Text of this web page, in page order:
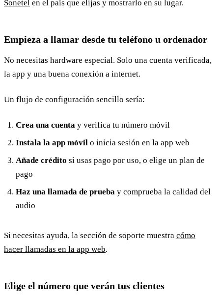
Sonetel en el país que elijas y mostrarlo en su lugar.
Empieza a llamar desde tu teléfono u ordenador
No necesitas hardware especial. Solo una cuenta verificada,
la app y una buena conexión a internet.
Un flujo de configuración sencillo sería:
Crea una cuenta y verifica tu número móvil
Instala la app móvil o inicia sesión en la app web
Añade crédito si usas pago por uso, o elige un plan de
pago
Haz una llamada de prueba y comprueba la calidad del
audio
Si necesitas ayuda, la sección de soporte muestra cómo
hacer llamadas en la app web.
Elige el número que verán tus clientes